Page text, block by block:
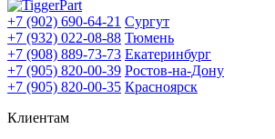
+7 (902) 690-64-21 Сургут
+7 (932) 022-08-88 Тюмень
+7 (908) 889-73-73 Екатеринбург
+7 (905) 820-00-39 Ростов-на-Дону
+7 (905) 820-00-35 Красноярск
Клиентам